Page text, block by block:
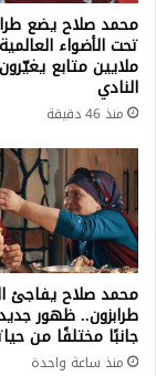
محمد صلاح يضع
ملايين متابع
النادي
منذ 46 دقيقة
محمد صلاح يفاجئ
طرابزون.. ظهور
جانبًا مختلفًا من
منذ ساعة واحدة